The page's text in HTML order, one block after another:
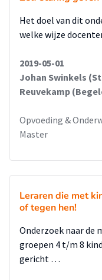
Het doel van dit
welke wijze
2019-05-01
Johan Swinkels
Reuvekamp
Opvoeding &
Master
Leraren die met
of tegen hen!
Onderzoek naar de
groepen 4 t/m 8
gericht …